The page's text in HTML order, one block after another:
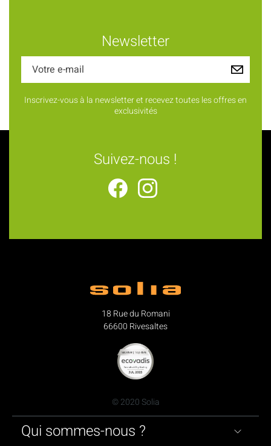
Newsletter
Inscrivez-vous à la newsletter et recevez toutes les offres en
exclusivités
Suivez-nous !
18 Rue du Romani
66600 Rivesaltes
© 2020 Solia
Qui sommes-nous ?